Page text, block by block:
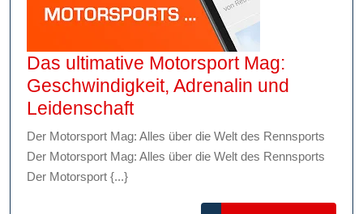
Das ultimative Motorsport Mag:
Geschwindigkeit, Adrenalin und
LeidenschaftDas
ultimative
Motorsport
Geschwindigkeit,
Der Motorsport Mag: Alles über die Welt des Rennsports
Der Motorsport Mag: Alles über die Welt des Rennsports
Der Motorsport {...}